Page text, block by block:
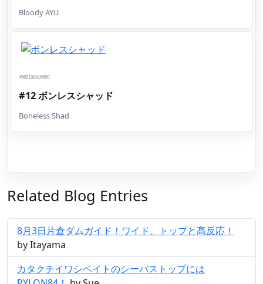
Bloody AYU
4560192416660
#12 ボンレスシャッド
Boneless Shad
Related Blog Entries
8月3日片倉ダムガイド！ワイド、トップと髙反応！
by Itayama
カタクチイワシベイトのシーバストップには